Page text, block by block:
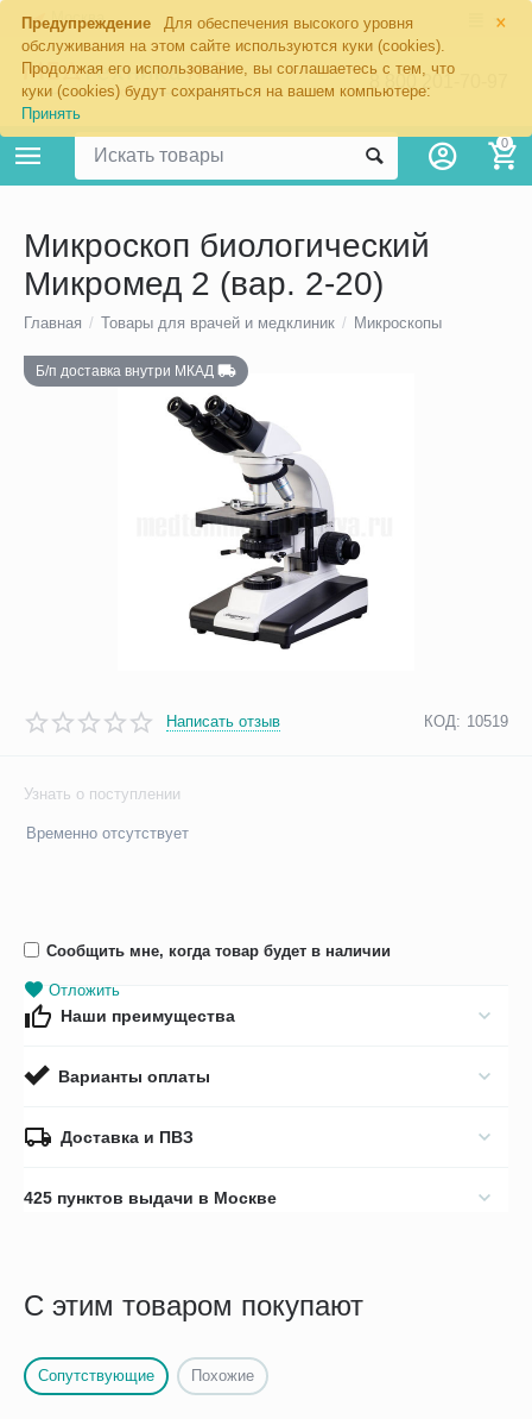
×
Предупреждение
Для обеспечения высокого уровня
обслуживания на этом сайте используются куки (cookies).
Продолжая его использование, вы соглашаетесь с тем, что
куки (cookies) будут сохраняться на вашем компьютере:
Принять
Москва
8 800 201-70-97
0
Микроскоп биологический
Микромед 2 (вар. 2-20)
Главная / Товары для врачей и медклиник / Микроскопы
Б/п доставка внутри МКАД
Написать отзыв КОД: 10519
Узнать о поступлении
Временно отсутствует
Сообщить мне, когда товар будет в наличии
Отложить
Наши преимущества
Варианты оплаты
Доставка и ПВЗ
425 пунктов выдачи в Москве
С этим товаром покупают
Сопутствующие Похожие